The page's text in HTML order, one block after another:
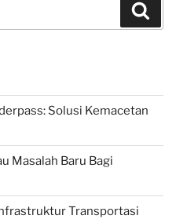
Solusi Kemacetan
Masalah Baru Bagi
Transportasi